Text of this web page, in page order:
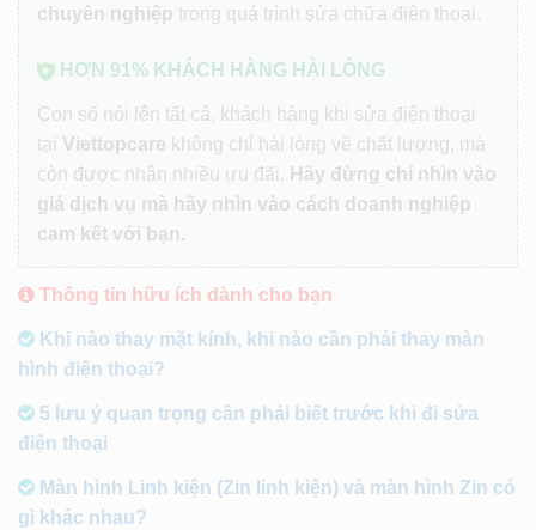
chuyên nghiệp trong quá trình sửa chữa điện thoại.
HƠN 91% KHÁCH HÀNG HÀI LÒNG
Con số nói lên tất cả, khách hàng khi sửa điện thoại
tại Viettopcare không chỉ hài lòng về chất lượng, mà
còn được nhận nhiều ưu đãi. Hãy đừng chỉ nhìn vào
giá dịch vụ mà hãy nhìn vào cách doanh nghiệp
cam kết với bạn.
Thông tin hữu ích dành cho bạn
Khi nào thay mặt kính, khi nào cần phải thay màn
hình điện thoại?
5 lưu ý quan trọng cần phải biết trước khi đi sửa
điện thoại
Màn hình Linh kiện (Zin linh kiện) và màn hình Zin có
gì khác nhau?